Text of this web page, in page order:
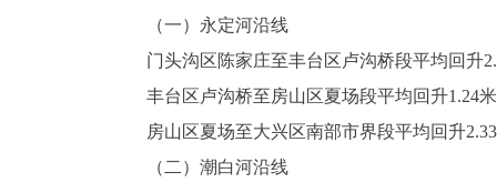
（一）永定河沿线
门头沟区陈家庄至丰台区卢沟桥段平均回升
丰台区卢沟桥至房山区夏场段平均回升1.24米
房山区夏场至大兴区南部市界段平均回升2.33
（二）潮白河沿线